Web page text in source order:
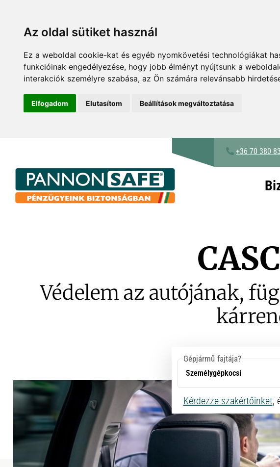
Az oldal sütiket használ
Ez a weboldal cookie-kat és egyéb nyomkövetési technológiákat
funkcióinak engedélyezése, hogy jobb élményt nyújtsunk a
interakciók személyre szabása, az Ön számára relevánsabb
Elfogadom Elutasítom Beállítások megváltoztatása
+36 70 380
Védelem az autójának,
Gépjármű fajtája?
Kérdezze szakértőinket,